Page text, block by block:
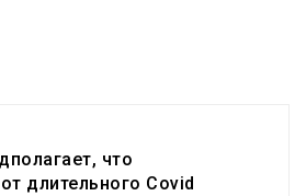
что
длительного Covid